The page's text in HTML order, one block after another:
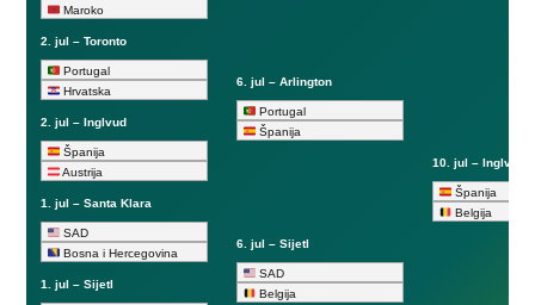
Maroko
2. jul – Toronto
Portugal
Hrvatska
2. jul – Inglvud
Španija
Austrija
1. jul – Santa Klara
SAD
Bosna i Hercegovina
1. jul – Sijetl
6. jul – Arlington
Portugal
Španija
6. jul – Sijetl
SAD
Belgija
10. jul – Inglvud
Španija
Belgija